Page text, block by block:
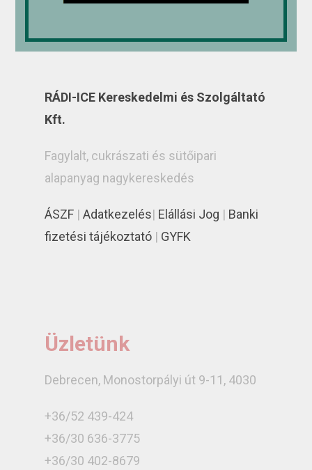
RÁDI-ICE Kereskedelmi és Szolgáltató
Kft.
Fagylalt, cukrászati és sütőipari
alapanyag nagykereskedés
ÁSZF | Adatkezelés| Elállási Jog | Banki
fizetési tájékoztató | GYFK
Üzletünk
Debrecen, Monostorpályi út 9-11, 4030
+36/52 439-424
+36/30 636-3775
+36/30 402-8679